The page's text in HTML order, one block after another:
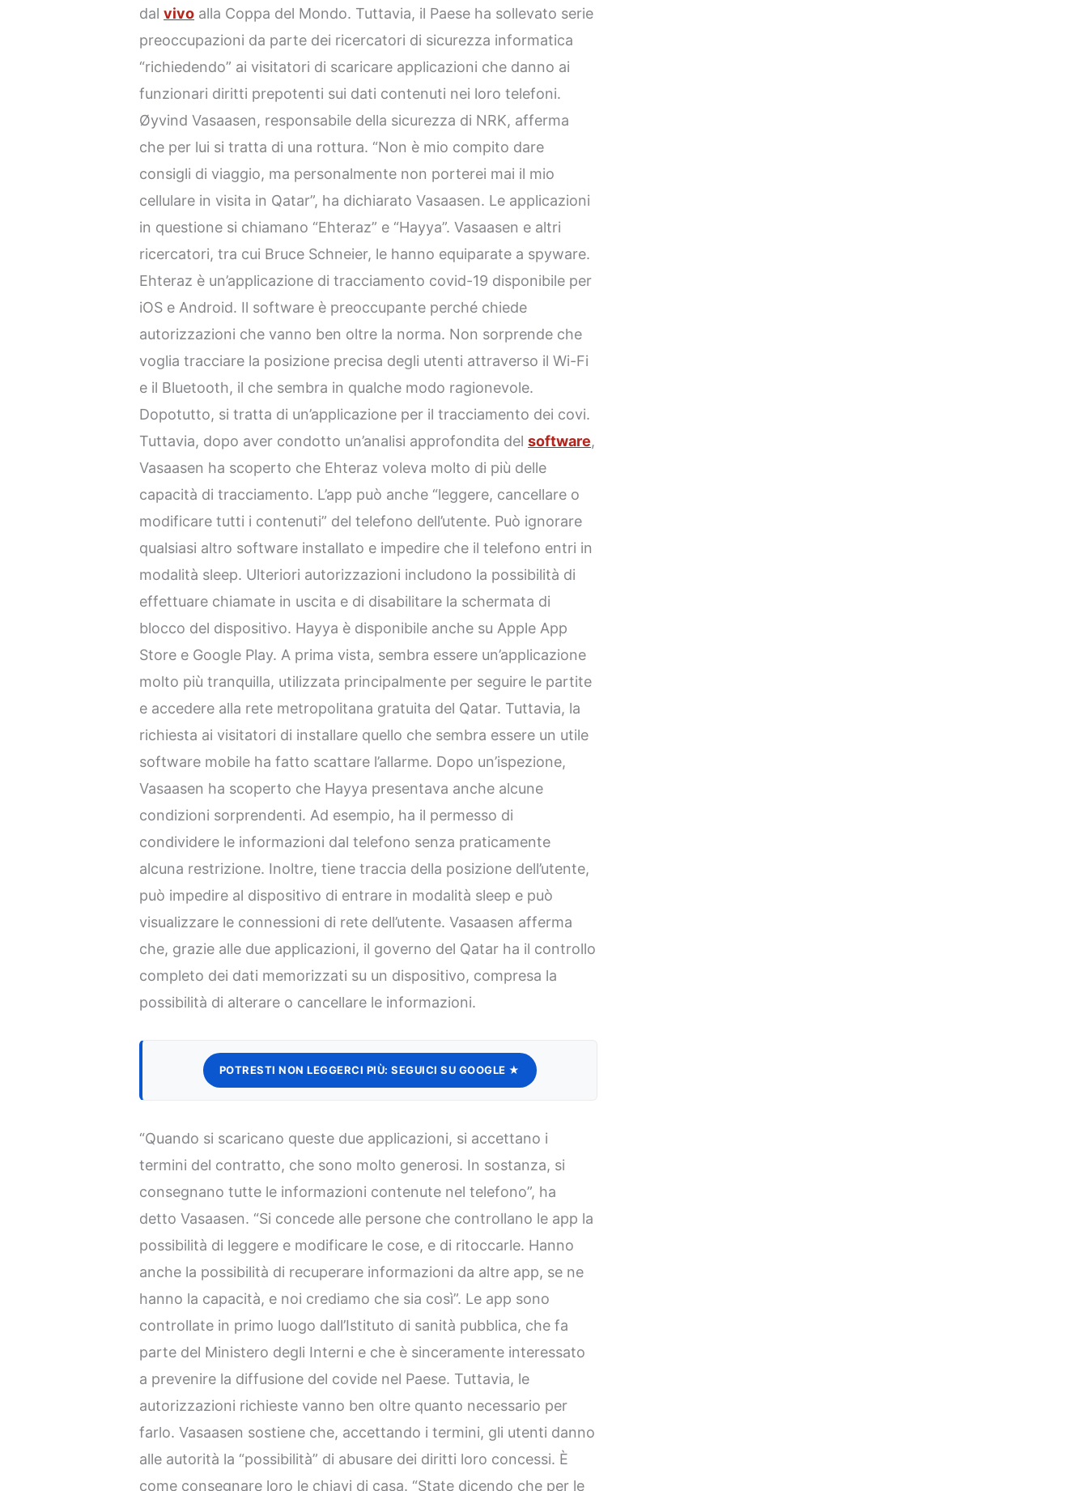
dalvivo alla Coppa del Mondo. Tuttavia, il Paese ha sollevato serie
preoccupazioni da parte dei ricercatori di sicurezza informatica
“richiedendo” ai visitatori di scaricare applicazioni che danno ai
funzionari diritti prepotenti sui dati contenuti nei loro telefoni.
Øyvind Vasaasen, responsabile della sicurezza di NRK, afferma
che per lui si tratta di una rottura. “Non è mio compito dare
consigli di viaggio, ma personalmente non porterei mai il mio
cellulare in visita in Qatar”, ha dichiarato Vasaasen. Le applicazioni
in questione si chiamano “Ehteraz” e “Hayya”. Vasaasen e altri
ricercatori, tra cui Bruce Schneier, le hanno equiparate a spyware.
Ehteraz è un’applicazione di tracciamento covid-19 disponibile per
iOS e Android. Il software è preoccupante perché chiede
autorizzazioni che vanno ben oltre la norma. Non sorprende che
voglia tracciare la posizione precisa degli utenti attraverso il Wi-Fi
e il Bluetooth, il che sembra in qualche modo ragionevole.
Dopotutto, si tratta di un’applicazione per il tracciamento dei covi.
Tuttavia, dopo aver condotto un’analisi approfondita delsoftware,
Vasaasen ha scoperto che Ehteraz voleva molto di più delle
capacità di tracciamento. L’app può anche “leggere, cancellare o
modificare tutti i contenuti” del telefono dell’utente. Può ignorare
qualsiasi altro software installato e impedire che il telefono entri in
modalità sleep. Ulteriori autorizzazioni includono la possibilità di
effettuare chiamate in uscita e di disabilitare la schermata di
blocco del dispositivo. Hayya è disponibile anche su Apple App
Store e Google Play. A prima vista, sembra essere un’applicazione
molto più tranquilla, utilizzata principalmente per seguire le partite
e accedere alla rete metropolitana gratuita del Qatar. Tuttavia, la
richiesta ai visitatori di installare quello che sembra essere un utile
software mobile ha fatto scattare l’allarme. Dopo un’ispezione,
Vasaasen ha scoperto che Hayya presentava anche alcune
condizioni sorprendenti. Ad esempio, ha il permesso di
condividere le informazioni dal telefono senza praticamente
alcuna restrizione. Inoltre, tiene traccia della posizione dell’utente,
può impedire al dispositivo di entrare in modalità sleep e può
visualizzare le connessioni di rete dell’utente. Vasaasen afferma
che, grazie alle due applicazioni, il governo del Qatar ha il controllo
completo dei dati memorizzati su un dispositivo, compresa la
possibilità di alterare o cancellare le informazioni.
POTRESTI NON LEGGERCI PIÙ: SEGUICI SU GOOGLE ★
“Quando si scaricano queste due applicazioni, si accettano i
termini del contratto, che sono molto generosi. In sostanza, si
consegnano tutte le informazioni contenute nel telefono”, ha
detto Vasaasen. “Si concede alle persone che controllano le app la
possibilità di leggere e modificare le cose, e di ritoccarle. Hanno
anche la possibilità di recuperare informazioni da altre app, se ne
hanno la capacità, e noi crediamo che sia così”. Le app sono
controllate in primo luogo dall’Istituto di sanità pubblica, che fa
parte del Ministero degli Interni e che è sinceramente interessato
a prevenire la diffusione del covide nel Paese. Tuttavia, le
autorizzazioni richieste vanno ben oltre quanto necessario per
farlo. Vasaasen sostiene che, accettando i termini, gli utenti danno
alle autorità la “possibilità” di abusare dei diritti loro concessi. È
come consegnare loro le chiavi di casa. “State dicendo che per le